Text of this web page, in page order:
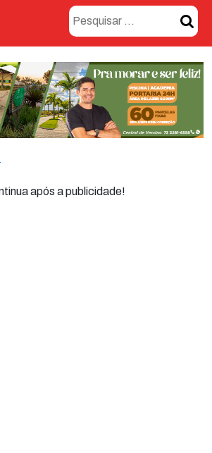
após a publicidade!